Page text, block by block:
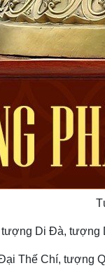
Di Đà,
Thế Chí,